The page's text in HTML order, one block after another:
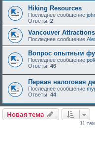
Hiking Resources
Последнее сообщение
Ответы: 2
Vancouver Attractions
Последнее сообщение
Вопрос опытным
Последнее сообщение
Ответы: 46
Первая налоговая
Последнее сообщение
Ответы: 44
Новая тема
11